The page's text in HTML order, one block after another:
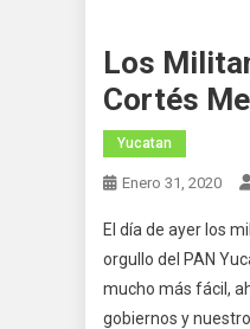
Los
Cortés
Yucatan
Enero 31, 2020
El día de ayer los
orgullo del PAN
mucho más fácil,
gobiernos y